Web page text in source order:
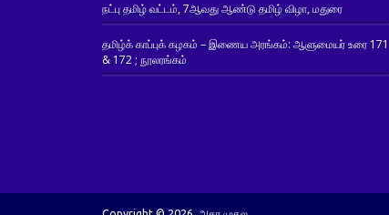
நட்பு தமிழ் வட்டம், 7ஆவது ஆண்டு தமிழ் விழா, மதுரை
தமிழ்க் காப்புக் கழகம் – இணைய அரங்கம்: ஆளுமையர் உரை 171
& 172 ; நூலரங்கம்